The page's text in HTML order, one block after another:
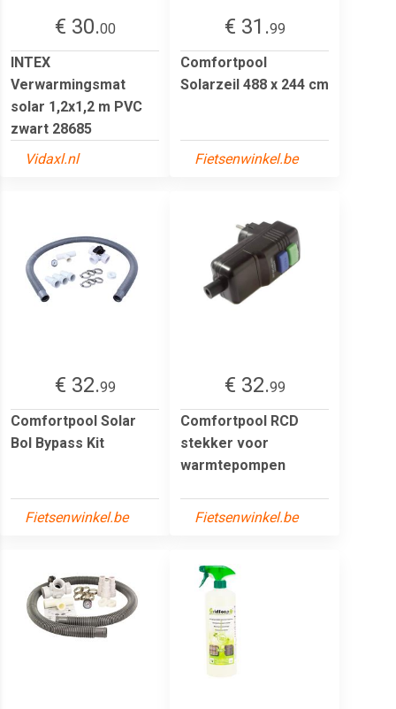
€ 30.00
INTEX
Verwarmingsmat
solar 1,2x1,2 m PVC
zwart 28685
Vidaxl.nl
€ 31.99
Comfortpool
Solarzeil 488 x 244 cm
Fietsenwinkel.be
€ 32.99
Comfortpool Solar
Bol Bypass Kit
Fietsenwinkel.be
€ 32.99
Comfortpool RCD
stekker voor
warmtepompen
Fietsenwinkel.be